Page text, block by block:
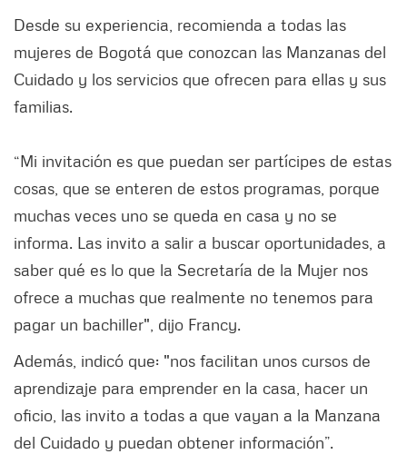
Desde su experiencia, recomienda a todas las
mujeres de Bogotá que conozcan las Manzanas del
Cuidado y los servicios que ofrecen para ellas y sus
familias.
“Mi invitación es que puedan ser partícipes de estas
cosas, que se enteren de estos programas, porque
muchas veces uno se queda en casa y no se
informa. Las invito a salir a buscar oportunidades, a
saber qué es lo que la Secretaría de la Mujer nos
ofrece a muchas que realmente no tenemos para
pagar un bachiller", dijo Francy.
Además, indicó que: "nos facilitan unos cursos de
aprendizaje para emprender en la casa, hacer un
oficio, las invito a todas a que vayan a la Manzana
del Cuidado y puedan obtener información”.